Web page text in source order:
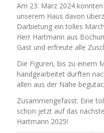
Am 23. März 2024
unserem Haus davon
Darbietung ein tolles
Herr Hartmann aus
Gast und erfreute alle
Die Figuren, bis zu einem
handgearbeitet durften
allen aus der Nähe
Zusammengefasst: Eine
schon jetzt auf das
Hartmann 2025!